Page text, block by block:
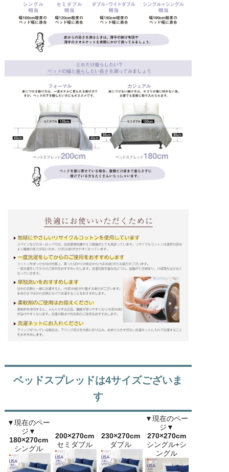
ベッドスプレッドは4サイズございま
す
▼現在のペー
ジ▼
180×270cm
シングル
200×270cm
セミダブル
230×270cm
ダブル
▼現在のペー
ジ▼
270×270cm
シングル+シ
ングル